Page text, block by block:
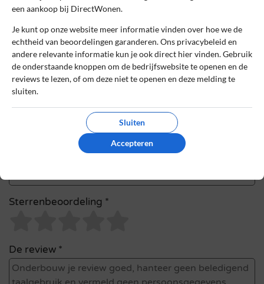
E-mail*
Sterrenbeoordeling *
De review *
een aankoop bij DirectWonen.
Je kunt op onze website meer informatie vinden over hoe we de
echtheid van beoordelingen garanderen. Ons privacybeleid en
andere relevante informatie kun je ook direct hier vinden. Gebruik
de onderstaande knoppen om de bedrijfswebsite te openen en de
reviews te lezen, of om deze niet te openen en deze melding te
sluiten.
Sluiten
Accepteren